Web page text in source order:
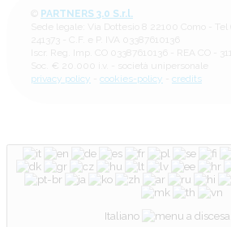
PARTNERS 3.0 S.r.l.
Sede legale: Via Dottesio 8 22100 Como - Tel
Soc. € 20.000 i.v. - società unipersonale
privacy policy
cookies-policy credits
Italiano